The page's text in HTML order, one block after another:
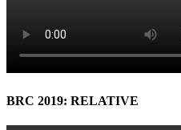
BRC 2019: RELATIVE